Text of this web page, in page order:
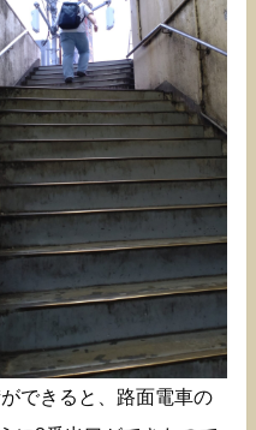
できると、路面電車の